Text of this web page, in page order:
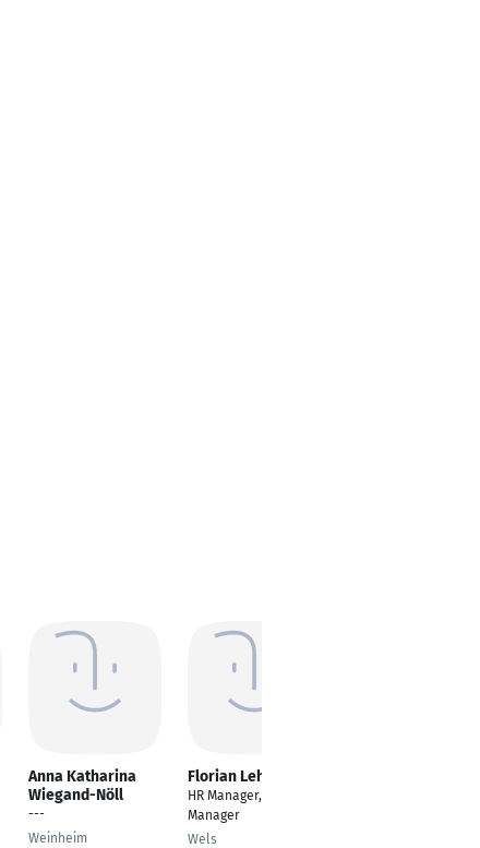
Anna Katharina
Wiegand-Nöll
---
Weinheim
Florian Lehner
HR Manager, Facility
Manager
Wels